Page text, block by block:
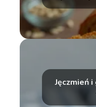
Jęczmień